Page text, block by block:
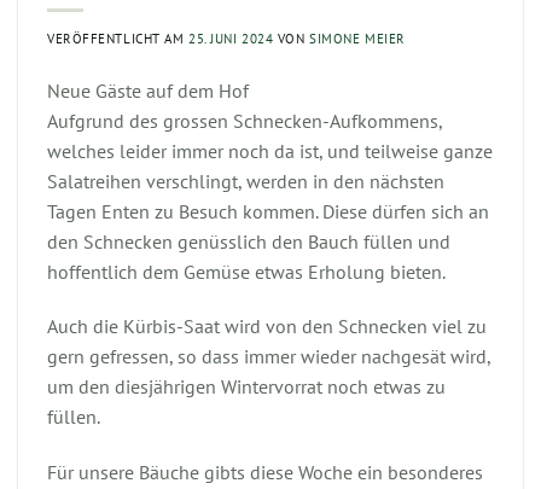
VERÖFFENTLICHT AM 25. JUNI 2024 VONSIMONE MEIER
Neue Gäste auf dem Hof
Aufgrund des grossen Schnecken-Aufkommens,
welches leider immer noch da ist, und teilweise ganze
Salatreihen verschlingt, werden in den nächsten
Tagen Enten zu Besuch kommen. Diese dürfen sich an
den Schnecken genüsslich den Bauch füllen und
hoffentlich dem Gemüse etwas Erholung bieten.
Auch die Kürbis-Saat wird von den Schnecken viel zu
gern gefressen, so dass immer wieder nachgesät wird,
um den diesjährigen Wintervorrat noch etwas zu
füllen.
Für unsere Bäuche gibts diese Woche ein besonderes